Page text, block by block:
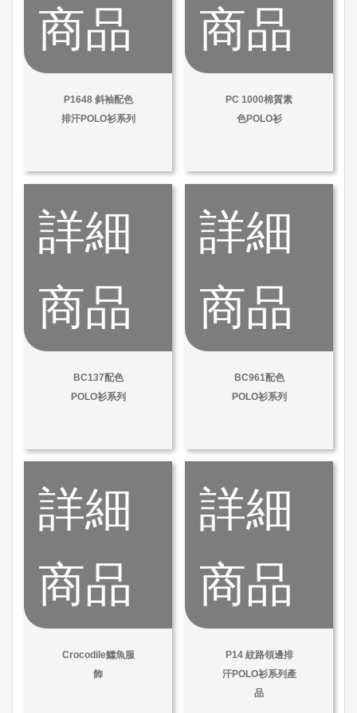
商品
P1648 斜袖配色
排汗POLO衫系列
商品
PC 1000棉質素
色POLO衫
詳細
商品
BC137配色
POLO衫系列
詳細
商品
BC961配色
POLO衫系列
詳細
商品
Crocodile鱷魚服
飾
詳細
商品
P14 紋路領邊排
汗POLO衫系列產
品